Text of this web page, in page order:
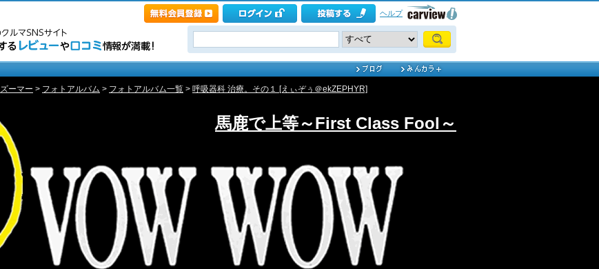
ヘルプ
ズーマー > フォトアルバム > フォトアルバム一覧 > 呼吸器科 治療。その１ [えぃぞぅ＠ekZEPHYR]
馬鹿で上等～First Class Fool～